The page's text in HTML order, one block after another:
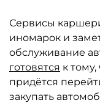
Сервисы
иномарок и
обслуживание
готовятся к
придётся
закупать